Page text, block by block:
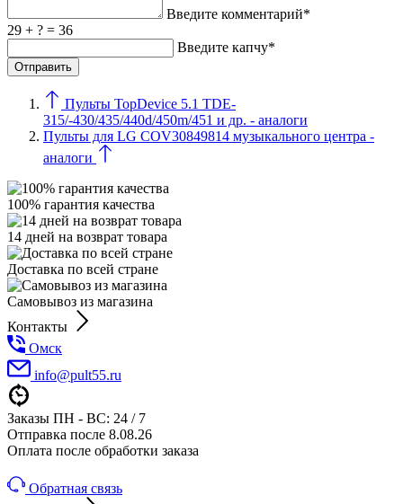
Введите комментарий*
29 + ? = 36
Введите капчу*
Пульты TopDevice 5.1 TDE-
315/-430/435/440d/450m/451 и др. - аналоги
Пульты для LG COV30849814 музыкального центра -
аналоги
100% гарантия качества
14 дней на возврат товара
Доставка по всей стране
Самовывоз из магазина
Контакты
Омск
info@pult55.ru
Заказы ПН - ВС: 24 / 7
Отправка после 8.08.26
Оплата после обработки заказа
Обратная связь